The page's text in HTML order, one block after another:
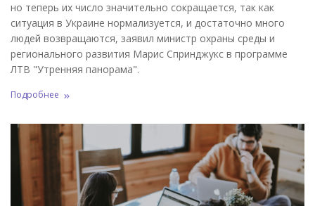
но теперь их число значительно сокращается, так как
ситуация в Украине нормализуется, и достаточно много
людей возвращаются, заявил министр охраны среды и
регионального развития Марис Спринджукс в программе
ЛТВ "Утренняя панорама".
Подробнее